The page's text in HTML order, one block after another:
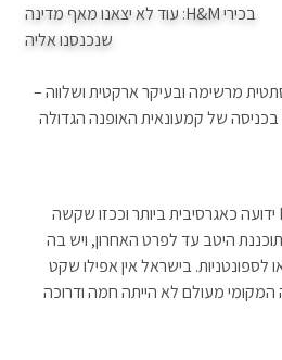
מרשימה ובעיקר ארקטית ושלווה –
בכניסה של קמעונאית האופנה הגדולה
אסטרטגיית החדירה של H&M ידועה כאגרסיבית ביותר וככזו שקשה
היטב עד לפרט האחרון, ויש בה
לספונטניות. בישראל אין אפילו שקט
מעולם לא הייתה חמה ודרוכה